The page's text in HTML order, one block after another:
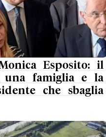
Esposito: il
una famiglia e la
che sbaglia